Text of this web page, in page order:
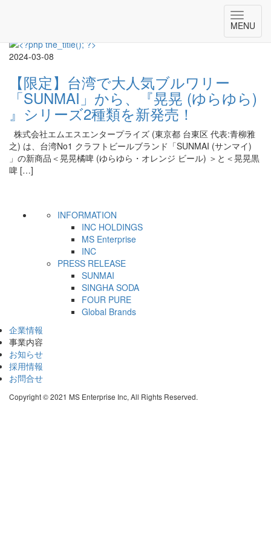
Toggle
MENU
2024-03-08
【限定】台湾で大人気ブルワリー
「SUNMAI」から、『晃晃 (ゆらゆら)
』シリーズ2種類を新発売！
株式会社エムエスエンタープライズ (東京都 台東区 代表:青柳雅
之) は、台湾No1 クラフトビールブランド「SUNMAI (サンマイ)
」の新商品＜晃晃橘啤 (ゆらゆら・オレンジ ビール) ＞と＜晃晃黒
啤 […]
INFORMATION
INC HOLDINGS
MS Enterprise
INC
PRESS RELEASE
SUNMAI
SINGHA SODA
FOUR PURE
Global Brands
企業情報
事業内容
お知らせ
採用情報
お問合せ
Copyright © 2021 MS Enterprise Inc, All Rights Reserved.